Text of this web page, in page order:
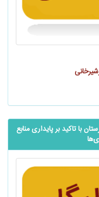
با تاکید بر پایداری منابع